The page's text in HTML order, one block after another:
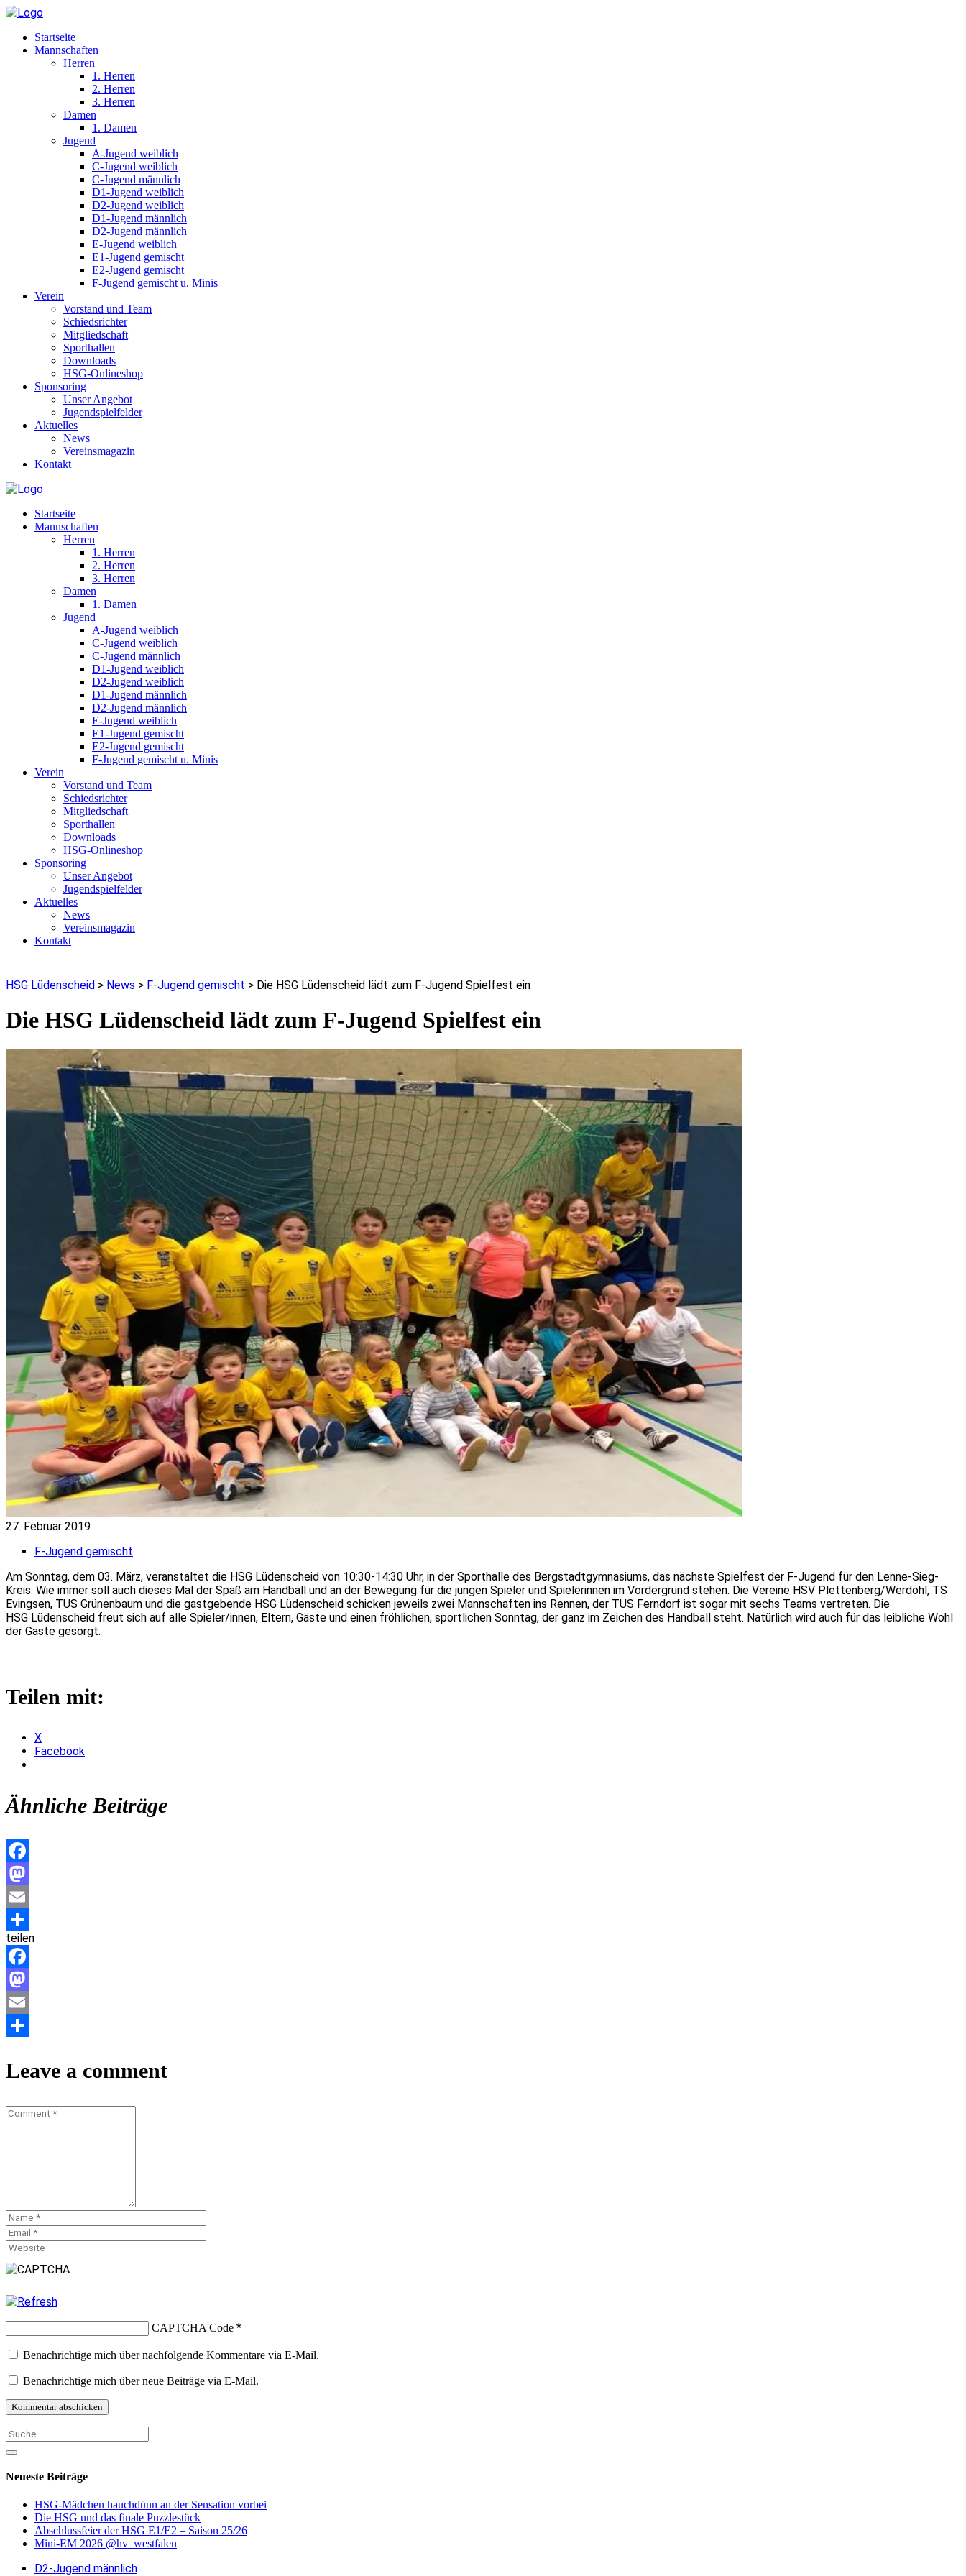
Startseite
Mannschaften
Herren
1. Herren
2. Herren
3. Herren
Damen
1. Damen
Jugend
A-Jugend weiblich
C-Jugend weiblich
C-Jugend männlich
D1-Jugend weiblich
D2-Jugend weiblich
D1-Jugend männlich
D2-Jugend männlich
E-Jugend weiblich
E1-Jugend gemischt
E2-Jugend gemischt
F-Jugend gemischt u. Minis
Verein
Vorstand und Team
Schiedsrichter
Mitgliedschaft
Sporthallen
Downloads
HSG-Onlineshop
Sponsoring
Unser Angebot
Jugendspielfelder
Aktuelles
News
Vereinsmagazin
Kontakt
Startseite
Mannschaften
Herren
1. Herren
2. Herren
3. Herren
Damen
1. Damen
Jugend
A-Jugend weiblich
C-Jugend weiblich
C-Jugend männlich
D1-Jugend weiblich
D2-Jugend weiblich
D1-Jugend männlich
D2-Jugend männlich
E-Jugend weiblich
E1-Jugend gemischt
E2-Jugend gemischt
F-Jugend gemischt u. Minis
Verein
Vorstand und Team
Schiedsrichter
Mitgliedschaft
Sporthallen
Downloads
HSG-Onlineshop
Sponsoring
Unser Angebot
Jugendspielfelder
Aktuelles
News
Vereinsmagazin
Kontakt
HSG Lüdenscheid > News > F-Jugend gemischt > Die HSG Lüdenscheid lädt zum F-Jugend Spielfest ein
Die HSG Lüdenscheid lädt zum F-Jugend Spielfest ein
27. Februar 2019
F-Jugend gemischt
Am Sonntag, dem 03. März, veranstaltet die HSG Lüdenscheid von 10:30-14:30 Uhr, in der Sporthalle des Bergstadtgymnasiums, das nächste Spielfest der F-Jugend für den Lenne-Sieg-
Kreis. Wie immer soll auch dieses Mal der Spaß am Handball und an der Bewegung für die jungen Spieler und Spielerinnen im Vordergrund stehen. Die Vereine HSV Plettenberg/Werdohl, TS
Evingsen, TUS Grünenbaum und die gastgebende HSG Lüdenscheid schicken jeweils zwei Mannschaften ins Rennen, der TUS Ferndorf ist sogar mit sechs Teams vertreten. Die
HSG Lüdenscheid freut sich auf alle Spieler/innen, Eltern, Gäste und einen fröhlichen, sportlichen Sonntag, der ganz im Zeichen des Handball steht. Natürlich wird auch für das leibliche Wohl
der Gäste gesorgt.
Teilen mit:
X
Facebook
Ähnliche Beiträge
Facebook
Mastodon
Email
Teilen
teilen
Facebook
Mastodon
Email
Leave a comment
CAPTCHA Code *
Benachrichtige mich über nachfolgende Kommentare via E-Mail.
Benachrichtige mich über neue Beiträge via E-Mail.
Neueste Beiträge
HSG-Mädchen hauchdünn an der Sensation vorbei
Die HSG und das finale Puzzlestück
Abschlussfeier der HSG E1/E2 – Saison 25/26
Mini-EM 2026 @hv_westfalen
D2-Jugend männlich